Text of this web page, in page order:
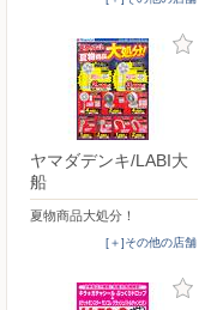
ヤマダデンキ/LABI大
船
夏物商品大処分！
[＋]その他の店舗